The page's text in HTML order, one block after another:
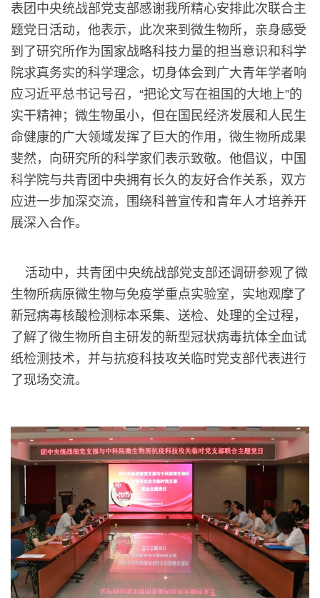
表团中央统战部党支部感谢我所精心安排此次联合主
题党日活动，他表示，此次来到微生物所，亲身感受
到了研究所作为国家战略科技力量的担当意识和科学
院求真务实的科学理念，切身体会到广大青年学者响
应习近平总书记号召，“把论文写在祖国的大地上”的
实干精神；微生物虽小，但在国民经济发展和人民生
命健康的广大领域发挥了巨大的作用，微生物所成果
斐然，向研究所的科学家们表示致敬。他倡议，中国
科学院与共青团中央拥有长久的友好合作关系，双方
应进一步加深交流，围绕科普宣传和青年人才培养开
展深入合作。
活动中，共青团中央统战部党支部还调研参观了微
生物所病原微生物与免疫学重点实验室，实地观摩了
新冠病毒核酸检测标本采集、送检、处理的全过程，
了解了微生物所自主研发的新型冠状病毒抗体全血试
纸检测技术，并与抗疫科技攻关临时党支部代表进行
了现场交流。